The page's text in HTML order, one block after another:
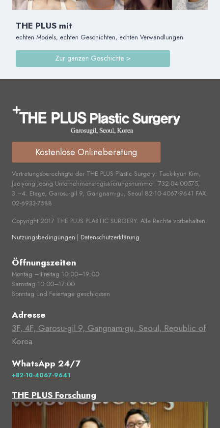
THE PLUS mit
echten Models, echten Geschichten, echten Verwandlungen
Zur ganzen Geschichte >
Kostenlose Onlineberatung
Vertretungsberechtigte der THE PLUS Plastic Surgery: Taek-kyun Kim,
Jae-yong Jeong Unternehmensregistrierungsnummer: 732-04-00575,
3.–4. Etage, Garosu-gil 9, Gangnam-gu, Seoul 82-10-4067-9641 FAX.
02-6933-7588
Copyright 2017 THE PLUS PLASTIC SURGERY. Alle Rechte vorbehalten.
Nutzungsbedingungen | Datenschutzerklärung
Öffnungszeiten
Montag – Freitag 10:00–19:00
Samstag 10:00–17:00
Sonntag und Feiertage geschlossen
Adresse
3F, 4F, Garosu-gil 9, Gangnam-gu, Seoul, Republic of
Korea
WhatsApp 24/7
+82-10-4067-9641
THE PLUS Forschung